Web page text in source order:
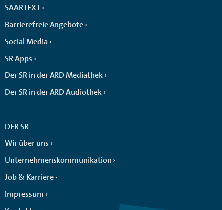
SAARTEXT
Barrierefreie Angebote
Social Media
SR Apps
Der SR in der ARD Mediathek
Der SR in der ARD Audiothek
DER SR
Wir über uns
Unternehmenskommunikation
Job & Karriere
Impressum